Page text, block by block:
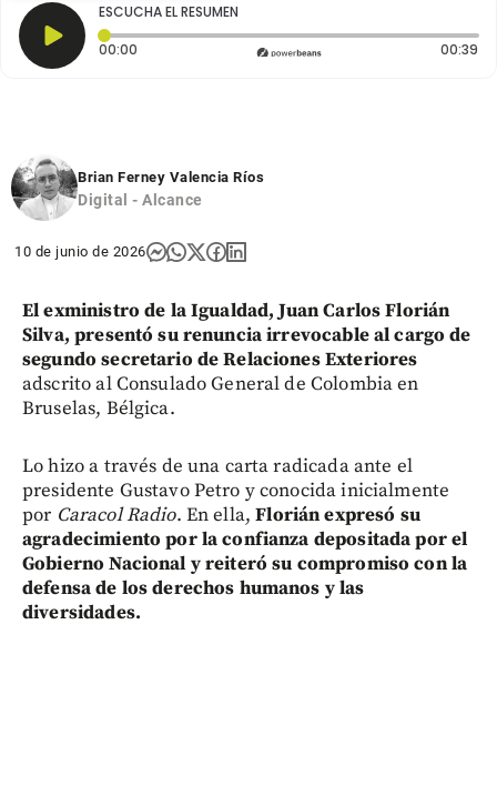
ESCUCHA EL RESUMEN
00:00 Tiempo transcurrido: 0 segundos 00:39
Brian Ferney Valencia Ríos
Digital - Alcance
10 de junio de 2026
El exministro de la Igualdad, Juan Carlos Florián
Silva, presentó su renuncia irrevocable al cargo de
segundo secretario de Relaciones Exteriores
adscrito al Consulado General de Colombia en
Bruselas, Bélgica.
Lo hizo a través de una carta radicada ante el
presidente Gustavo Petro y conocida inicialmente
por Caracol Radio. En ella,Florián expresó su
agradecimiento por la confianza depositada por el
Gobierno Nacional y reiteró su compromiso con la
defensa de los derechos humanos y las
diversidades.